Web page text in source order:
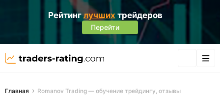
Рейтинглучших трейдеров
Перейти
Главная Romanov Trading — обучение трейдингу, отзывы